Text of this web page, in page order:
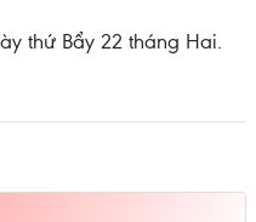
thứ Bẩy 22 tháng Hai.